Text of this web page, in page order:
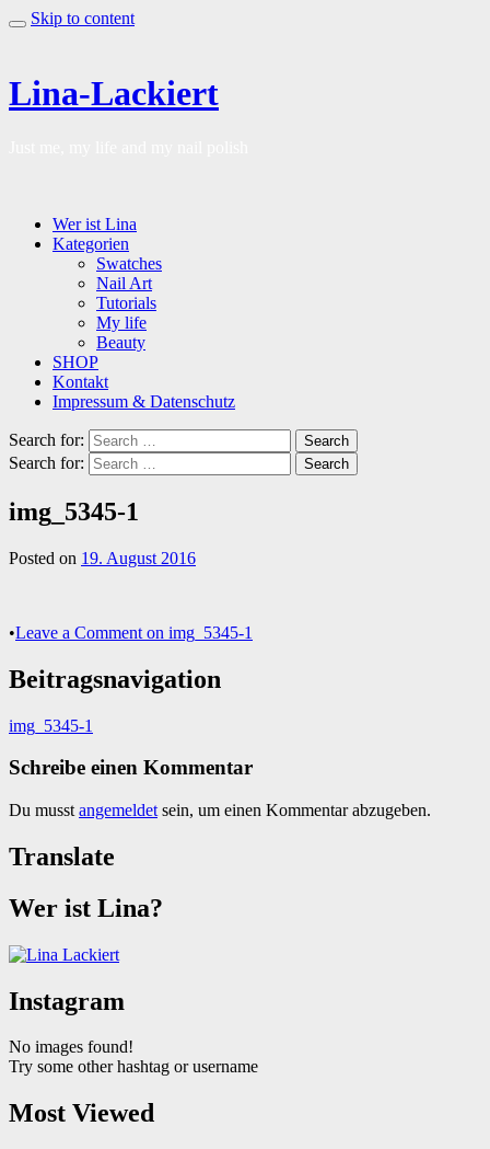
Skip to content
Lina-Lackiert
Wer ist Lina
Kategorien
Swatches
Nail Art
Tutorials
My life
Beauty
SHOP
Kontakt
Impressum & Datenschutz
Search for: Search
Search for: Search
img_5345-1
Posted on 19. August 2016
•Leave a Comment on img_5345-1
Beitragsnavigation
img_5345-1
Schreibe einen Kommentar
Du musst angemeldet sein, um einen Kommentar abzugeben.
Translate
Wer ist Lina?
Instagram
No images found!
Try some other hashtag or username
Most Viewed